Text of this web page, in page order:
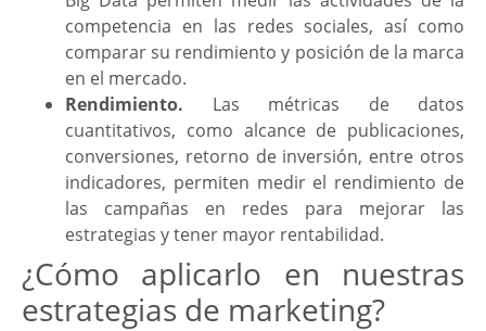
competencia en las redes sociales, así como
comparar su rendimiento y posición de la marca
en el mercado.
Rendimiento. Las métricas de datos
cuantitativos, como alcance de publicaciones,
conversiones, retorno de inversión, entre otros
indicadores, permiten medir el rendimiento de
las campañas en redes para mejorar las
estrategias y tener mayor rentabilidad.
¿Cómo aplicarlo en nuestras
estrategias de marketing?